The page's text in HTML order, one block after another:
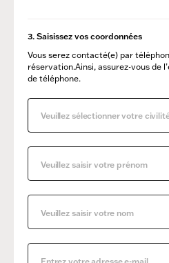
3. Saisissez vos coordonnées
Vous serez contacté(e) par
réservation.Ainsi, assurez-vous de
de téléphone.
Veuillez sélectionner votre